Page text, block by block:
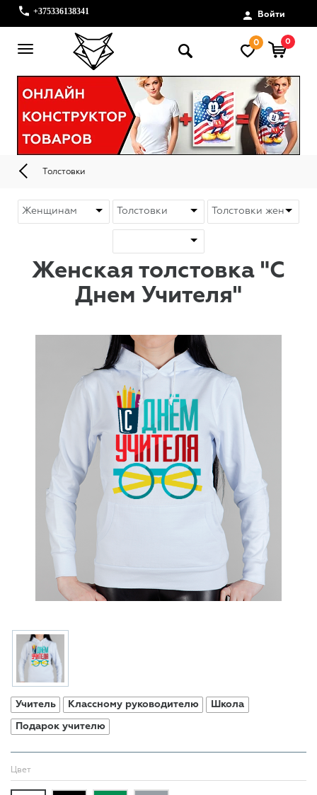
+375336138341 Войти
0 0
Толстовки
Женская толстовка "С
Днем Учителя"
Учитель Классному руководителю Школа
Подарок учителю
Цвет